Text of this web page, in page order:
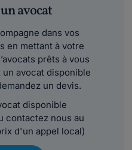
avocat
dans vos
en mettant à votre
prêts à vous
avocat disponible
un devis.
disponible
contactez nous au
d'un appel local)